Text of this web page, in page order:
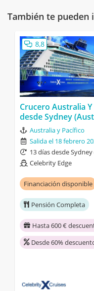
También te pueden
8,8
Crucero Australia
desde Sydney
Australia y Pacífico
Salida el 18 febrero
13 días desde
Celebrity Edge
Financiación disponible
Pensión Completa
Hasta 600 €
Desde 60%